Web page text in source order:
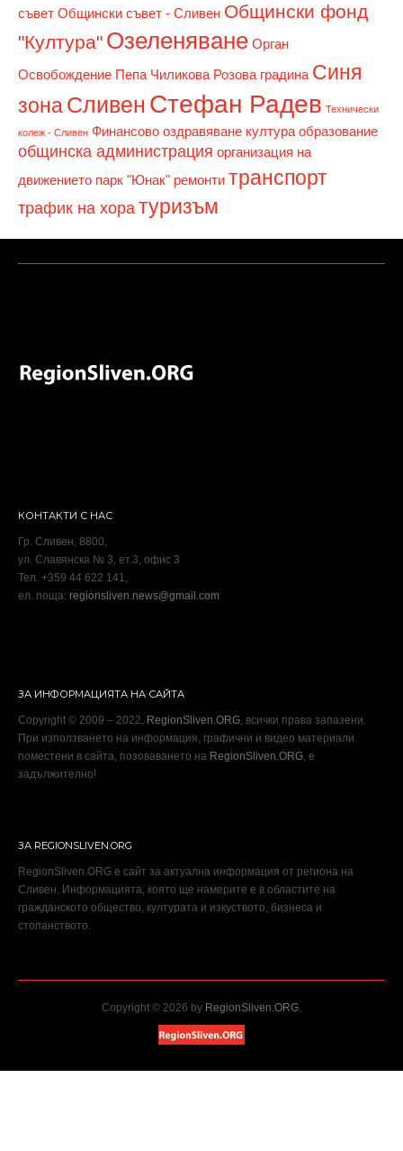
съвет Общински съвет - Сливен Общински фонд
"Култура" Озеленяване Орган
Освобождение Пепа Чиликова Розова градина Синя
зонаСливен Стефан Радев Технически
колеж - Сливен Финансово оздравяване култура образование
общинска администрация организация на
движението парк "Юнак" ремонти транспорт
трафик на хора туризъм
КОНТАКТИ С НАС
Гр. Сливен, 8800,
ул. Славянска № 3, ет.3, офис 3
Тел. +359 44 622 141,
ел. поща: regionsliven.news@gmail.com
ЗА ИНФОРМАЦИЯТА НА САЙТА
Copyright © 2009 – 2022, RegionSliven.ORG, всички права запазени.
При използването на информация, графични и видео материали
поместени в сайта, позоваването на RegionSliven.ORG, е
задължително!
ЗА REGIONSLIVEN.ORG
RegionSliven.ORG е сайт за актуална информация от региона на
Сливен. Информацията, която ще намерите е в областите на
гражданското общество, културата и изкуството, бизнеса и
стопанството.
Copyright © 2026 by RegionSliven.ORG.